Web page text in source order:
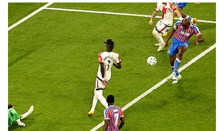
Balonmano
Kirolak 360
Atletismo
Carreras de montaña